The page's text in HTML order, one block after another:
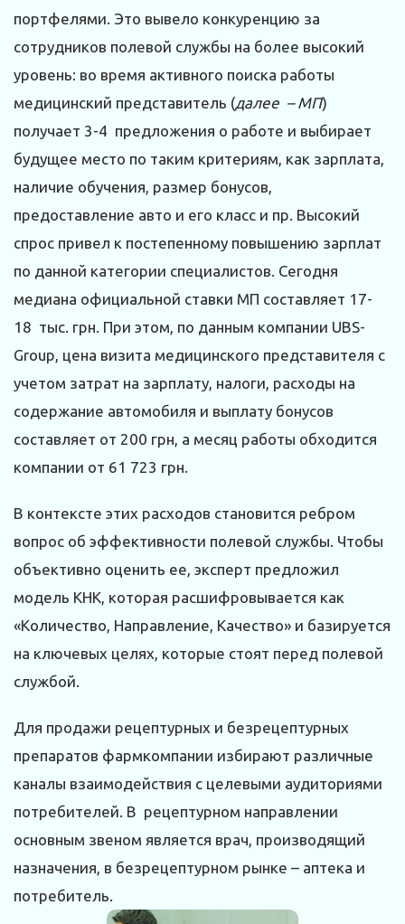
портфелями. Это вывело конкуренцию за
сотрудников полевой службы на более высокий
уровень: во время активного поиска работы
медицинский представитель (далее – МП)
получает 3-4 предложения о работе и выбирает
будущее место по таким критериям, как зарплата,
наличие обучения, размер бонусов,
предоставление авто и его класс и пр. Высокий
спрос привел к постепенному повышению зарплат
по данной категории специалистов. Сегодня
медиана официальной ставки МП составляет 17-
18 тыс. грн. При этом, по данным компании UBS-
Group, цена визита медицинского представителя с
учетом затрат на зарплату, налоги, расходы на
содержание автомобиля и выплату бонусов
составляет от 200 грн, а месяц работы обходится
компании от 61 723 грн.
В контексте этих расходов становится ребром
вопрос об эффективности полевой службы. Чтобы
объективно оценить ее, эксперт предложил
модель КНК, которая расшифровывается как
«Количество, Направление, Качество» и базируется
на ключевых целях, которые стоят перед полевой
службой.
Для продажи рецептурных и безрецептурных
препаратов фармкомпании избирают различные
каналы взаимодействия с целевыми аудиториями
потребителей. В рецептурном направлении
основным звеном является врач, производящий
назначения, в безрецептурном рынке – аптека и
потребитель.